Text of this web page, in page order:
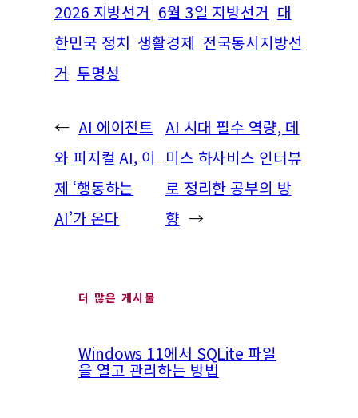
2026 지방선거 6월 3일 지방선거 대
한민국 정치 생활경제 전국동시지방선
거 투명성
← AI 에이전트
와 피지컬 AI, 이
제 ‘행동하는
AI’가 온다
AI 시대 필수 역량, 데
미스 하사비스 인터뷰
로 정리한 공부의 방
향 →
더 많은 게시물
Windows 11에서 SQLite 파일
을 열고 관리하는 방법